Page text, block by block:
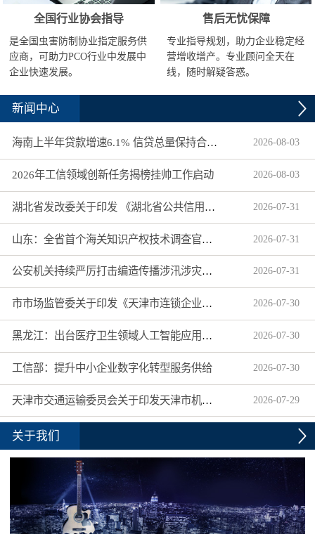
全国行业协会指导
是全国虫害防制协业指定服务供
应商，可助力PCO行业中发展中
企业快速发展。
售后无忧保障
专业指导规划，助力企业稳定经
营增收增产。专业顾问全天在
线，随时解疑答惑。
新闻中心
海南上半年贷款增速6.1% 信贷总量保持合理平稳增长 2026-08-03
2026年工信领域创新任务揭榜挂帅工作启动 2026-08-03
湖北省发改委关于印发 《湖北省公共信用信息目录（2026年版）》的通知 2026-07-31
山东：全省首个海关知识产权技术调查官制度落地济南自贸片区 2026-07-31
公安机关持续严厉打击编造传播涉汛涉灾网络谣言 2026-07-31
市市场监管委关于印发《天津市连锁企业食品经营许可“先证后核”信用承诺审批实施办法》的通知 2026-07-30
黑龙江：出台医疗卫生领域人工智能应用工作实施方案 2026-07-30
工信部：提升中小企业数字化转型服务供给 2026-07-30
天津市交通运输委员会关于印发天津市机动车驾驶员培训机构及教练员综合信用评价管理办法的通知 2026-07-29
关于我们